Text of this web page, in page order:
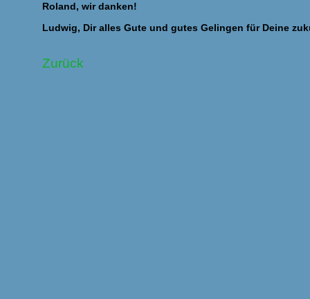
Roland, wir danken!
Ludwig, Dir alles Gute und gutes Gelingen für Deine
Zurück